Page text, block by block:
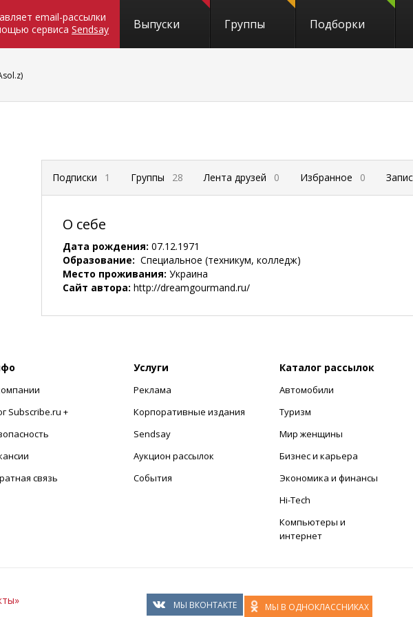
email-рассылки
сервиса Sendsay Выпуски Группы Подборки
Подписки 1 Группы 28 Лента друзей 0 Избранное 0
О себе
Дата рождения: 07.12.1971
Образование: Специальное (техникум, колледж)
Место проживания: Украина
Сайт автора: http://dreamgourmand.ru/
Subscribe.ru +
связь
Услуги
Реклама
Корпоративные издания
Sendsay
Аукцион рассылок
События
Каталог рассылок
Автомобили
Туризм
Мир женщины
Бизнес и карьера
Экономика и финансы
Hi-Tech
Компьютеры и
интернет
МЫ ВКОНТАКТЕ МЫ В ОДНОКЛАССНИКАХ